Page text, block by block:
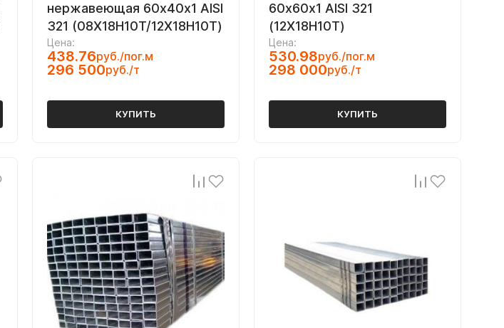
нержавеющая 60х40х1 AISI
321 (08Х18Н10Т/12Х18Н10Т)
Цена:
438.76руб./пог.м
296 500руб./т
КУПИТЬ
60х60х1 AISI 321
(12Х18Н10Т)
Цена:
530.98руб./пог.м
298 000руб./т
КУПИТЬ